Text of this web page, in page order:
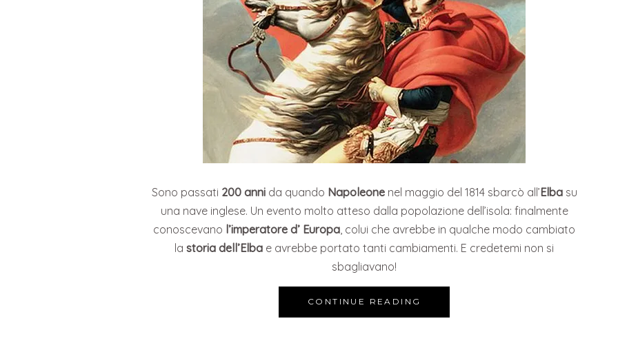
Sono passati 200 annida quando Napoleonenel maggio del 1814 sbarcò all’Elbasu
una nave inglese. Un evento molto atteso dalla popolazione dell’isola: finalmente
conoscevano l’imperatore d’ Europa, colui che avrebbe in qualche modo cambiato
lastoria dell’Elba e avrebbe portato tanti cambiamenti. E credetemi non si
sbagliavano!
CONTINUE READING